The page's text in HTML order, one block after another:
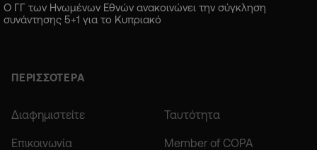
Ο ΓΓ των Ηνωμένων Εθνών ανακοινώνει την σύγκληση
συνάντησης 5+1 για το Κυπριακό
ΠΕΡΙΣΣΟΤΕΡΑ
Διαφημιστείτε Ταυτότητα
Επικοινωνία Member of COPA